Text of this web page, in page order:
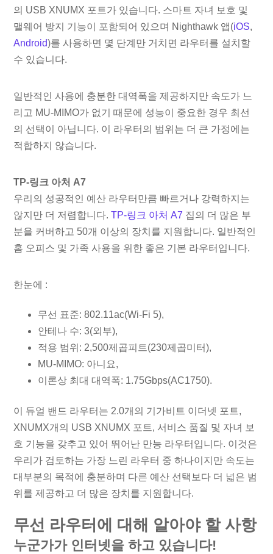
의 USB XNUMX 포트가 있습니다. 스마트 자녀 보호 및
맬웨어 방지 기능이 포함되어 있으며 Nighthawk 앱(iOS,
Android)를 사용하면 몇 단계만 거치면 라우터를 설치할
수 있습니다.
일반적인 사용에 충분한 대역폭을 제공하지만 속도가 느
리고 MU-MIMO가 없기 때문에 성능이 중요한 경우 최선
의 선택이 아닙니다. 이 라우터의 범위는 더 큰 가정에는
적합하지 않습니다.
TP-링크 아처 A7
우리의 성공적인 예산 라우터만큼 빠르거나 강력하지는
않지만 더 저렴합니다.TP-링크 아처 A7 집의 더 많은 부
분을 커버하고 50개 이상의 장치를 지원합니다. 일반적인
홈 오피스 및 가족 사용을 위한 좋은 기본 라우터입니다.
한눈에 :
무선 표준: 802.11ac(Wi-Fi 5),
안테나 수: 3(외부),
적용 범위: 2,500제곱피트(230제곱미터),
MU-MIMO: 아니요,
이론상 최대 대역폭: 1.75Gbps(AC1750).
이 듀얼 밴드 라우터는 2.0개의 기가비트 이더넷 포트,
XNUMX개의 USB XNUMX 포트, 서비스 품질 및 자녀 보
호 기능을 갖추고 있어 뛰어난 만능 라우터입니다. 이것은
우리가 검토하는 가장 느린 라우터 중 하나이지만 속도는
대부분의 목적에 충분하며 다른 예산 선택보다 더 넓은 범
위를 제공하고 더 많은 장치를 지원합니다.
무선 라우터에 대해 알아야 할 사항
누군가가 인터넷을 하고 있습니다!